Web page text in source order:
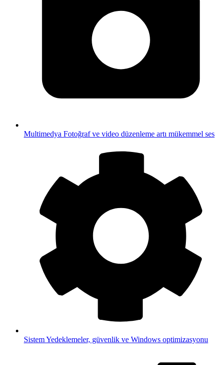
Multimedya Fotoğraf ve video düzenleme artı mükemmel ses
SistemYedeklemeler, güvenlik ve Windows optimizasyonu